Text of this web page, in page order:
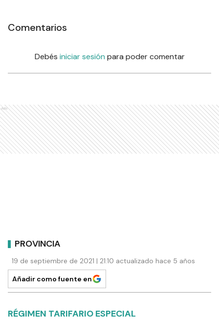
Comentarios
Debés iniciar sesión para poder comentar
Ads
PROVINCIA
19 de septiembre de 2021 | 21:10 actualizado hace 5 años
Añadir como fuente en
RÉGIMEN TARIFARIO ESPECIAL